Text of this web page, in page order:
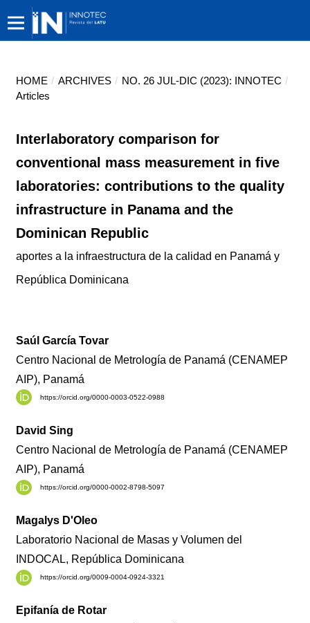
HOME / ARCHIVES / NO. 26 JUL-DIC (2023): INNOTEC /
Articles
Interlaboratory comparison for
conventional mass measurement in five
laboratories: contributions to the quality
infrastructure in Panama and the
Dominican Republic
aportes a la infraestructura de la calidad en Panamá y
República Dominicana
Saúl García Tovar
Centro Nacional de Metrología de Panamá (CENAMEP
AIP), Panamá
https://orcid.org/0000-0003-0522-0988
David Sing
Centro Nacional de Metrología de Panamá (CENAMEP
AIP), Panamá
https://orcid.org/0000-0002-8798-5097
Magalys D'Oleo
Laboratorio Nacional de Masas y Volumen del
INDOCAL, República Dominicana
https://orcid.org/0009-0004-0924-3321
Epifanía de Rotar